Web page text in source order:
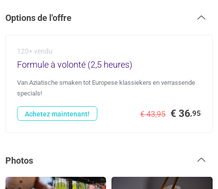
Options de l'offre
120+ vendu
Formule à volonté (2,5 heures)
Van Aziatische smaken tot Europese klassiekers en verrassende
specials!
€ 43,95 € 36,95
Achetez maintenant!
Photos